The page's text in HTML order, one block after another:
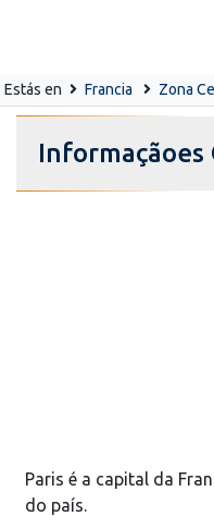
Estás en Francia Zona
Informaçãoes
Paris é a capital da
do país.